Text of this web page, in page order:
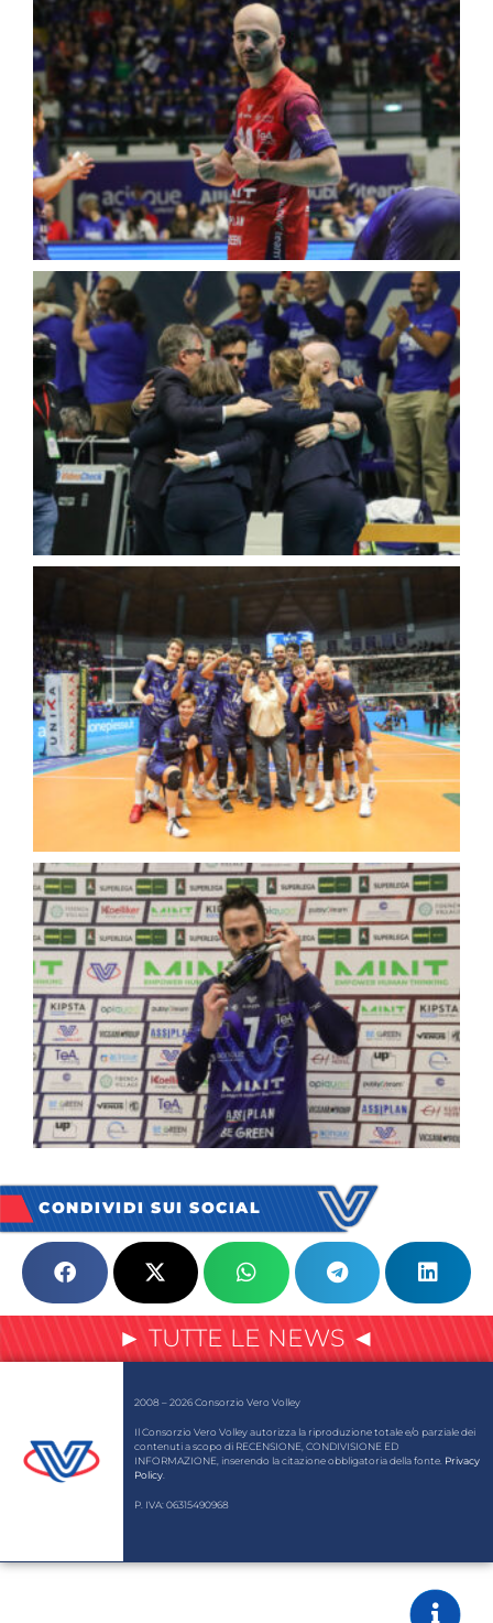
CONDIVIDI SUI SOCIAL
► TUTTE LE NEWS ◄
2008 – 2026 Consorzio Vero Volley
Il Consorzio Vero Volley autorizza la riproduzione totale e/o parziale dei
contenuti a scopo di RECENSIONE, CONDIVISIONE ED
INFORMAZIONE, inserendo la citazione obbligatoria della fonte. Privacy
Policy
P. IVA: 06315490968